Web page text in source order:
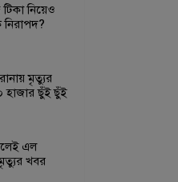
নিয়েও
মৃত্যুর
হাজার ছুঁই ছুঁই
এল
খবর